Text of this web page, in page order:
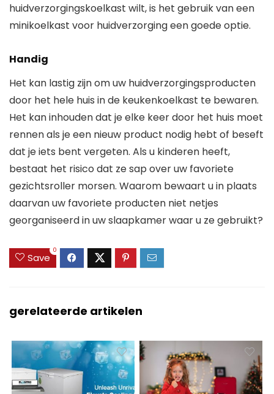
huidverzorgingskoelkast wilt, is het gebruik van een
minikoelkast voor huidverzorging een goede optie.
Handig
Het kan lastig zijn om uw huidverzorgingsproducten
door het hele huis in de keukenkoelkast te bewaren.
Het kan inhouden dat je elke keer door het huis moet
rennen als je een nieuw product nodig hebt of beseft
dat je iets bent vergeten. Als u kinderen heeft,
bestaat het risico dat ze sap over uw favoriete
gezichtsroller morsen. Waarom bewaart u in plaats
daarvan uw favoriete producten niet netjes
georganiseerd in uw slaapkamer waar u ze gebruikt?
Save
0
gerelateerde artikelen